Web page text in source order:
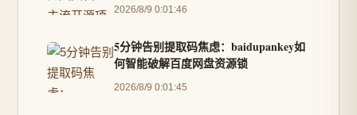
2026/8/9 0:01:46
5分钟告别提取码焦虑：baidupankey如
何智能破解百度网盘资源锁
2026/8/9 0:01:45